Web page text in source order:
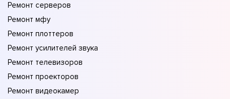
Ремонт серверов
Ремонт мфу
Ремонт плоттеров
Ремонт усилителей звука
Ремонт телевизоров
Ремонт проекторов
Ремонт видеокамер